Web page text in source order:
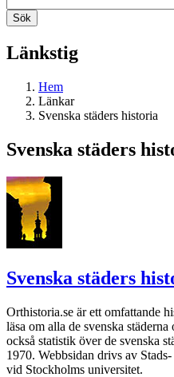
Länkstig
Hem
Länkar
Svenska städers historia
Svenska städers
Svenska städers
Orthistoria.se är ett omfattande
läsa om alla de svenska
också statistik över de svenska
1970. Webbsidan drivs av
vid Stockholms universitet.